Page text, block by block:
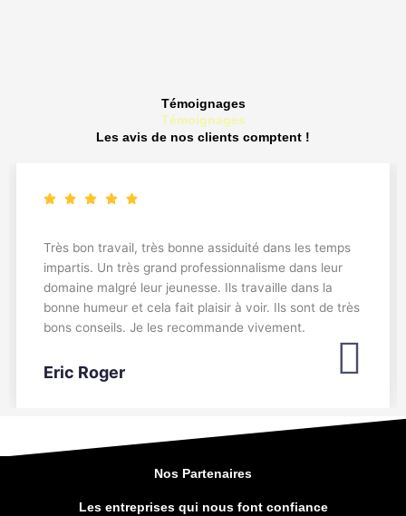
Témoignages
Les avis de nos clients comptent !
Très bon travail, très bonne assiduité dans les temps
impartis. Un très grand professionnalisme dans leur
domaine malgré leur jeunesse. Ils travaille dans la
bonne humeur et cela fait plaisir à voir. Ils sont de très
bons conseils. Je les recommande vivement.
Eric Roger
Nos Partenaires
Les entreprises qui nous font confiance